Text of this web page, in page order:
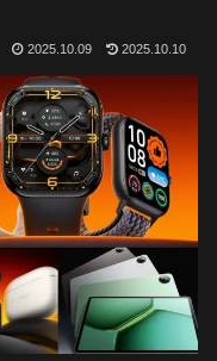
2025.10.09 2025.10.10